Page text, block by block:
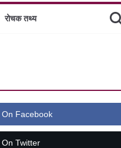
रोचक तथ्य
On Facebook
Twitter